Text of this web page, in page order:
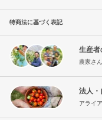
特商法に基づく表記
生産者
農家さ
法人・
アライ